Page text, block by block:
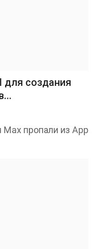
для создания
пропали из App